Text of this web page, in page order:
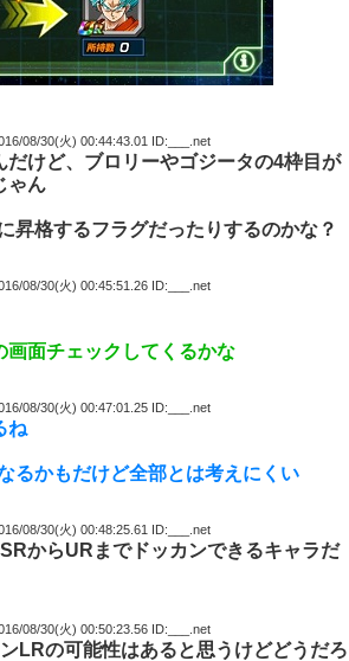
08/30(火) 00:44:43.01 ID:___.net
だけど、ブロリーやゴジータの4枠目が
ゃん
昇格するフラグだったりするのかな？
08/30(火) 00:45:51.26 ID:___.net
画面チェックしてくるかな
08/30(火) 00:47:01.25 ID:___.net
ね
るかもだけど全部とは考えにくい
08/30(火) 00:48:25.61 ID:___.net
からURまでドッカンできるキャラだ
08/30(火) 00:50:23.56 ID:___.net
LRの可能性はあると思うけどどうだろ